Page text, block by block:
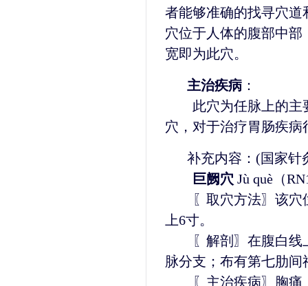
者能够准确的找寻穴
穴位于人体的腹部中
宽即为此穴。
主治疾病 ：
此穴为任脉上的主
穴，对于治疗胃肠疾病
补充内容：(国家针
巨阙穴 Jù què（
〖取穴方法〗该穴
上6寸。
〖解剖〗在腹白线
脉分支；布有第七肋
〖主治疾病〗胸痛